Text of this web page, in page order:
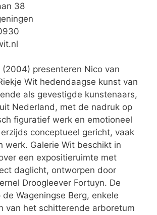
38
(2004) presenteren Nico van
Wit hedendaagse kunst van
als gevestigde kunstenaars,
Nederland, met de nadruk op
figuratief werk en emotioneel
conceptueel gericht, vaak
werk. Galerie Wit beschikt in
een expositieruimte met
daglicht, ontworpen door
Droogleever Fortuyn. De
Wageningse Berg, enkele
van het schitterende arboretum